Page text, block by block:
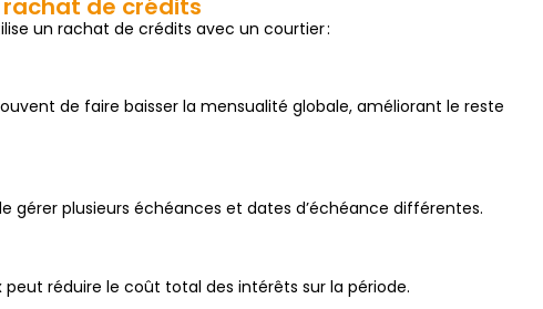
de crédits
un rachat de crédits avec un courtier :
de faire baisser la mensualité globale, améliorant le reste
gérer plusieurs échéances et dates d’échéance différentes.
réduire le coût total des intérêts sur la période.